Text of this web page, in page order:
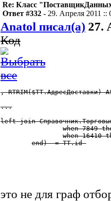
Re: Класс
Ответ #332 - 29. Апреля 2011 ::
Anatol писал(а) 27.
Код
, RTRIM($ТТ.АдресДоставки)
...
left join
это не для граф